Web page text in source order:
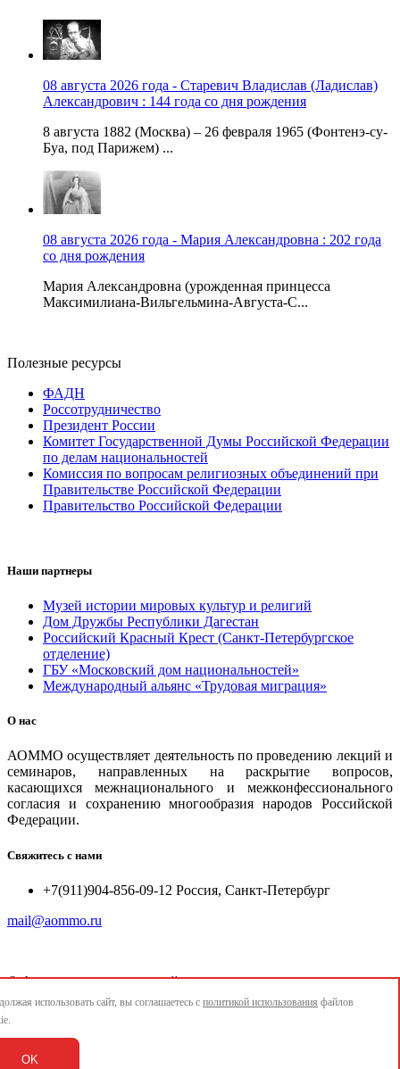
08 августа 2026 года - Старевич Владислав (Ладислав)
Александрович : 144 года со дня рождения
8 августа 1882 (Москва) – 26 февраля 1965 (Фонтенэ-су-
Буа, под Парижем) ...
08 августа 2026 года - Мария Александровна : 202 года
со дня рождения
Мария Александровна (урожденная принцесса
Максимилиана-Вильгельмина-Августа-С...
Полезные ресурсы
ФАДН
Россотрудничество
Президент России
Комитет Государственной Думы Российской Федерации
по делам национальностей
Комиссия по вопросам религиозных объединений при
Правительстве Российской Федерации
Правительство Российской Федерации
Наши партнеры
Музей истории мировых культур и религий
Дом Дружбы Республики Дагестан
Российский Красный Крест (Санкт-Петербургское
отделение)
ГБУ «Московский дом национальностей»
Международный альянс «Трудовая миграция»
О нас
АОММО осуществляет деятельность по проведению лекций и
семинаров, направленных на раскрытие вопросов,
касающихся межнационального и межконфессионального
согласия и сохранению многообразия народов Российской
Федерации.
Свяжитесь с нами
+7(911)904-856-09-12 Россия, Санкт-Петербург
mail@aommo.ru
© Ассоциация организаций по реализации национальных
проектов и достижению национальных целей развития
mail@aommo.ru
использовать сайт, вы соглашаетесь с политикой использования файлов
OK